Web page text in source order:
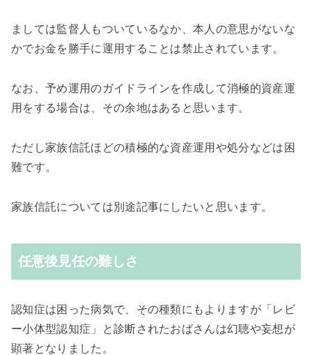
ましては監督人もついているなか、本人の意思がないな
かでお金を勝手に運用することは禁止されています。
なお、予め運用のガイドラインを作成して消極的資産運
用をする場合は、その余地はあると思います。
ただし家族信託ほどの積極的な資産運用や処分などは困
難です。
家族信託については別途記事にしたいと思います。
任意後見任の難しさ
認知症は困った病気で、その種類にもよりますが「レビ
ー小体型認知症」と診断されたおばさんは幻聴や妄想が
顕著となりました。